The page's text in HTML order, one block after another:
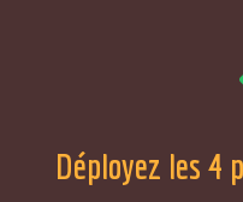
Déployez les 4